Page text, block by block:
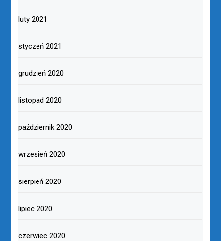
luty 2021
styczeń 2021
grudzień 2020
listopad 2020
październik 2020
wrzesień 2020
sierpień 2020
lipiec 2020
czerwiec 2020